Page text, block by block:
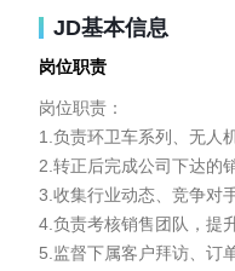
JD基本信息
岗位职责
岗位职责：
1.负责环卫车系列、无人
2.转正后完成公司下达的
3.收集行业动态、竞争对
4.负责考核销售团队，提
5.监督下属客户拜访、订